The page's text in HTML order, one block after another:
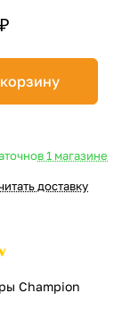
в 1 магазине
доставку
Champion